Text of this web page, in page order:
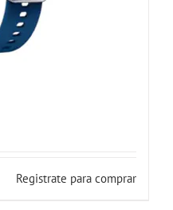
Registrate para comprar